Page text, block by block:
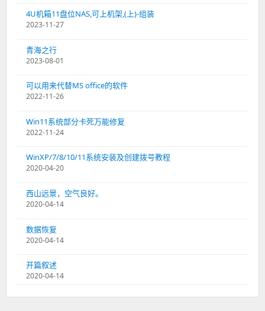
4U机箱11盘位NAS,可上机架,(上)-组装
2023-11-27
青海之行
2023-08-01
可以用来代替MS office的软件
2022-11-26
Win11系统部分卡死万能修复
2022-11-24
WinXP/7/8/10/11系统安装及创建拨号教程
2020-04-20
西山远景，空气良好。
2020-04-14
数据恢复
2020-04-14
开篇叙述
2020-04-14